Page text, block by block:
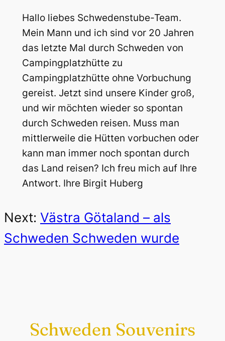
Hallo liebes Schwedenstube-Team.
Mein Mann und ich sind vor 20 Jahren
das letzte Mal durch Schweden von
Campingplatzhütte zu
Campingplatzhütte ohne Vorbuchung
gereist. Jetzt sind unsere Kinder groß,
und wir möchten wieder so spontan
durch Schweden reisen. Muss man
mittlerweile die Hütten vorbuchen oder
kann man immer noch spontan durch
das Land reisen? Ich freu mich auf Ihre
Antwort. Ihre Birgit Huberg
Next: Västra Götaland – als
Schweden Schweden wurde
Schweden Souvenirs